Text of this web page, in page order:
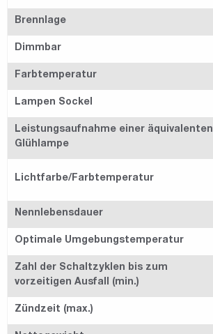
Brennlage
Dimmbar
Farbtemperatur
Lampen Sockel
Leistungsaufnahme einer äquivalenten
Glühlampe
Lichtfarbe/Farbtemperatur
Nennlebensdauer
Optimale Umgebungstemperatur
Zahl der Schaltzyklen bis zum
vorzeitigen Ausfall (min.)
Zündzeit (max.)